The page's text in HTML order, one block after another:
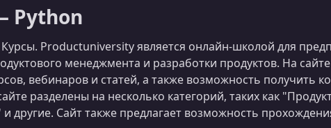
Python
Productuniversity является онлайн-школой для
менеджмента и разработки продуктов. На
вебинаров и статей, а также возможность получить
разделены на несколько категорий, таких как
другие. Сайт также предлагает возможность